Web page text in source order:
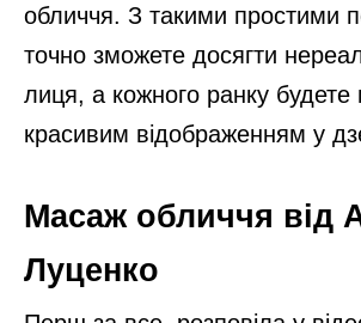
обличчя. З такими простими
точно зможете досягти
лиця, а кожного ранку будете
красивим відображенням у
Масаж обличчя від
Луценко